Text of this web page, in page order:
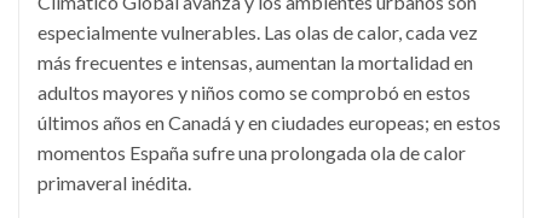
especialmente vulnerables. Las olas de calor, cada vez
más frecuentes e intensas, aumentan la mortalidad en
adultos mayores y niños como se comprobó en estos
últimos años en Canadá y en ciudades europeas; en estos
momentos España sufre una prolongada ola de calor
primaveral inédita.